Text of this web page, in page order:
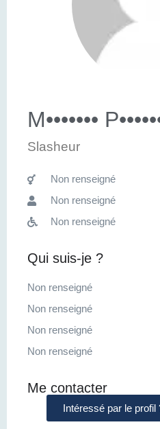
M•••••••
Slasheur
Non renseigné
Non renseigné
Non renseigné
Qui suis-je ?
Non renseigné
Non renseigné
Non renseigné
Non renseigné
Me contacter
Intéressé par le